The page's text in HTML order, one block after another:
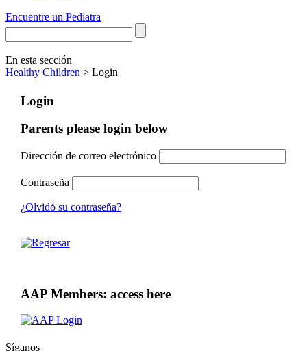
Encuentre un Pediatra
En esta sección
Healthy Children > Login
Login
Parents please login below
Dirección de correo electrónico
Contraseña
¿Olvidó su contraseña?
AAP Members: access here
Síganos